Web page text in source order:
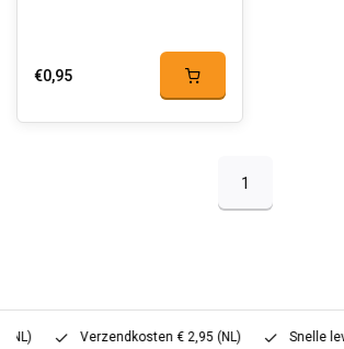
€0,95
1
Verzendkosten € 2,95 (NL) Snelle levering